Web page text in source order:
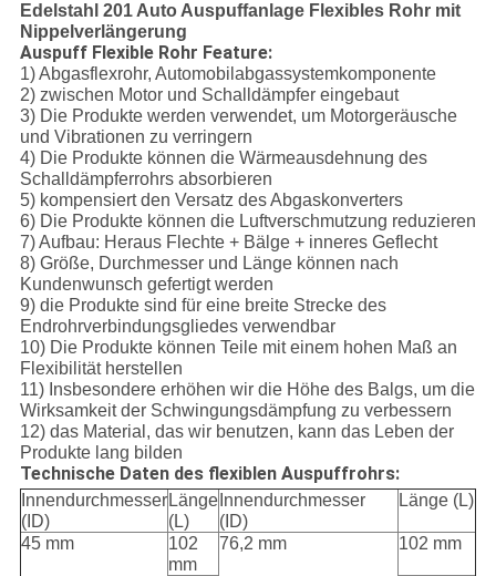
Edelstahl 201 Auto Auspuffanlage Flexibles Rohr mit
Nippelverlängerung
Auspuff Flexible Rohr Feature:
1) Abgasflexrohr, Automobilabgassystemkomponente
2) zwischen Motor und Schalldämpfer eingebaut
3) Die Produkte werden verwendet, um Motorgeräusche
und Vibrationen zu verringern
4) Die Produkte können die Wärmeausdehnung des
Schalldämpferrohrs absorbieren
5) kompensiert den Versatz des Abgaskonverters
6) Die Produkte können die Luftverschmutzung reduzieren
7) Aufbau: Heraus Flechte + Bälge + inneres Geflecht
8) Größe, Durchmesser und Länge können nach
Kundenwunsch gefertigt werden
9) die Produkte sind für eine breite Strecke des
Endrohrverbindungsgliedes verwendbar
10) Die Produkte können Teile mit einem hohen Maß an
Flexibilität herstellen
11) Insbesondere erhöhen wir die Höhe des Balgs, um die
Wirksamkeit der Schwingungsdämpfung zu verbessern
12) das Material, das wir benutzen, kann das Leben der
Produkte lang bilden
Technische Daten des flexiblen Auspuffrohrs:
Innendurchmesser
(ID)
Länge
(L)
Innendurchmesser
(ID)
Länge (L)
45 mm
102
mm
76,2 mm 102 mm